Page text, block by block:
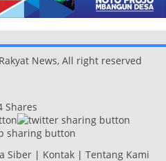
News, All right reserved
Shares
Siber| Kontak| Tentang Kami